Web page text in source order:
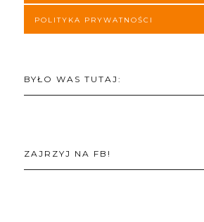
POLITYKA PRYWATNOŚCI
BYŁO WAS TUTAJ:
ZAJRZYJ NA FB!